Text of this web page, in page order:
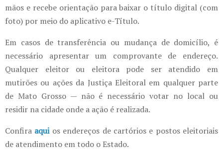
mãos e recebe orientação para baixar o título digital (com
foto) por meio do aplicativo e-Título.
Em casos de transferência ou mudança de domicílio, é
necessário apresentar um comprovante de endereço.
Qualquer eleitor ou eleitora pode ser atendido em
mutirões ou ações da Justiça Eleitoral em qualquer parte
de Mato Grosso — não é necessário votar no local ou
residir na cidade onde a ação é realizada.
Confira aquios endereços de cartórios e postos eleitoriais
de atendimento em todo o Estado.